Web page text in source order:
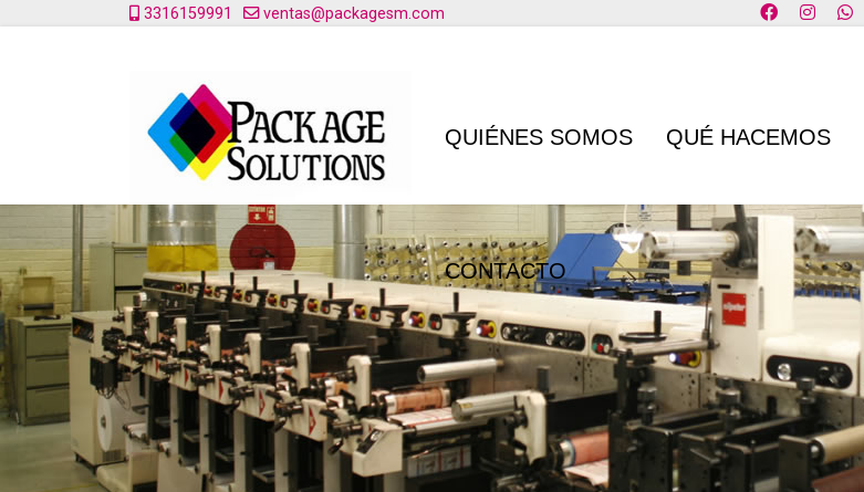
3316159991 ventas@packagesm.com
QUIÉNES SOMOS QUÉ HACEMOS
CONTACTO